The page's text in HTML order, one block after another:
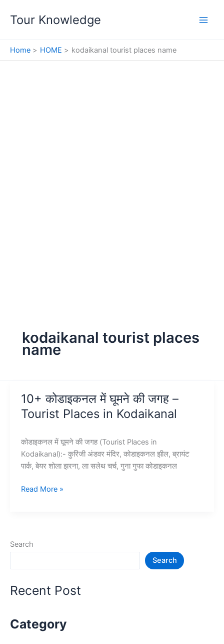
Tour Knowledge
Home HOME kodaikanal tourist places name
kodaikanal tourist places
name
10+ कोडाइकनल में घूमने की जगह –
Tourist Places in Kodaikanal
कोडाइकनल में घूमने की जगह (Tourist Places in
Kodaikanal):- कुरिंजी अंडवर मंदिर, कोडाइकनल झील, ब्रायंट
पार्क, बेयर शोला झरना, ला सलेथ चर्च, गुना गुफा कोडाइकनल
10+
जगह
in
Read More »
Search
Search
Recent Post
Category